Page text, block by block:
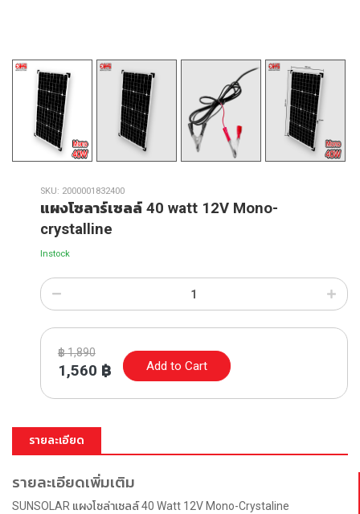
SKU: 2000001832400
แผงโซลาร์เซลล์ 40 watt 12V Mono-
crystalline
Instock
฿1,890
1,560 ฿ Add to Cart
รายละเอียด
รายละเอียดเพิ่มเติม
SUNSOLAR แผงโซล่าเซลล์ 40 Watt 12V Mono-Crystaline